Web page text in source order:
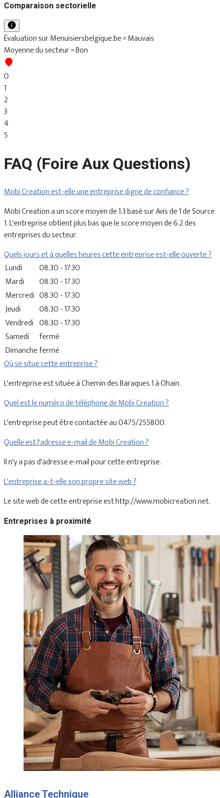
Comparaison sectorielle
Évaluation sur Menuisiersbelgique.be = Mauvais
Moyenne du secteur = Bon
0
1
2
3
4
5
FAQ (Foire Aux Questions)
Mobi Creation est-elle une entreprise digne de confiance ?
Mobi Creation a un score moyen de 1.3 basé sur Avis de 1 de Source
1. L'entreprise obtient plus bas que le score moyen de 6.2 des
entreprises du secteur.
Quels jours et à quelles heures cette entreprise est-elle ouverte ?
Lundi
08.30 - 17.30
Mardi
08.30 - 17.30
Mercredi 08.30 - 17.30
Jeudi
08.30 - 17.30
Vendredi 08.30 - 17.30
Samedi
fermé
Dimanchefermé
Où se situe cette entreprise ?
L'entreprise est située à Chemin des Baraques 1 à Ohain.
Quel est le numéro de téléphone de Mobi Creation ?
L'entreprise peut être contactée au 0475/255800.
Quelle est l'adresse e-mail de Mobi Creation ?
Il n'y a pas d'adresse e-mail pour cette entreprise.
L'entreprise a-t-elle son propre site web ?
Le site web de cette entreprise est http://www.mobicreation.net.
Entreprises à proximité
Alliance Technique